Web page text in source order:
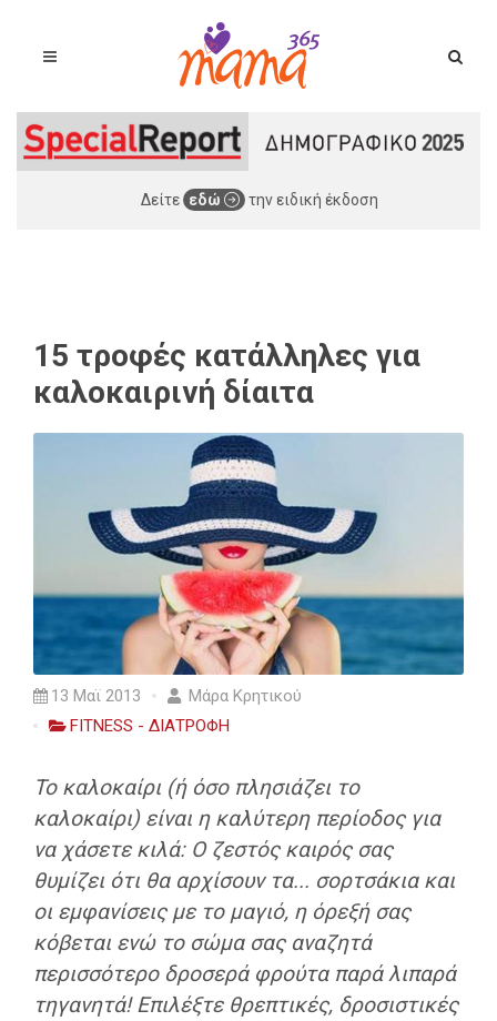
Δείτε εδώ την ειδική έκδοση
15 τροφές κατάλληλες για
καλοκαιρινή δίαιτα
13 Μαϊ 2013
Μάρα Κρητικού
FITNESS - ΔΙΑΤΡΟΦΗ
Το καλοκαίρι (ή όσο πλησιάζει το
καλοκαίρι) είναι η καλύτερη περίοδος για
να χάσετε κιλά: Ο ζεστός καιρός σας
θυμίζει ότι θα αρχίσουν τα... σορτσάκια και
οι εμφανίσεις με το μαγιό, η όρεξή σας
κόβεται ενώ το σώμα σας αναζητά
περισσότερο δροσερά φρούτα παρά λιπαρά
τηγανητά! Επιλέξτε θρεπτικές, δροσιστικές